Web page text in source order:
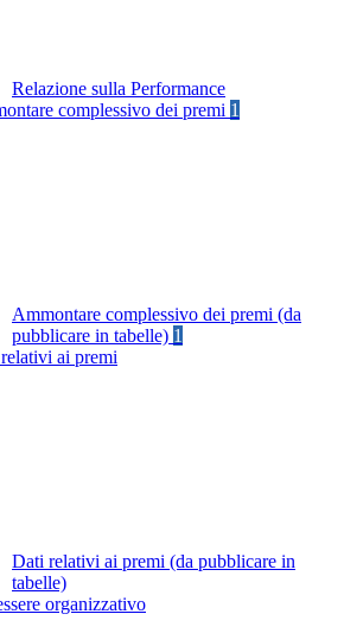
Relazione sulla Performance
complessivo dei premi 1
Ammontare complessivo dei premi (da
pubblicare in tabelle) 1
ai premi
Dati relativi ai premi (da pubblicare in
tabelle)
organizzativo